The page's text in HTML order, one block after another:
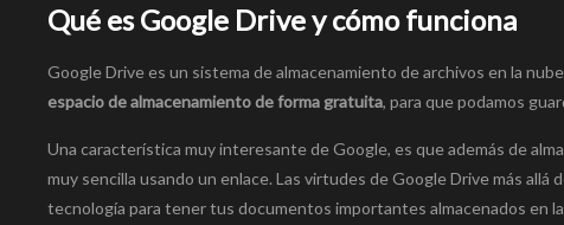
Qué es Google Drive y cómo funciona
Google Drive es un sistema de almacenamiento de archivos en la
espacio de almacenamiento de forma gratuita, para que podamos
Una característica muy interesante de Google, es que además de
muy sencilla usando un enlace. Las virtudes de Google Drive más
tecnología para tener tus documentos importantes almacenados en